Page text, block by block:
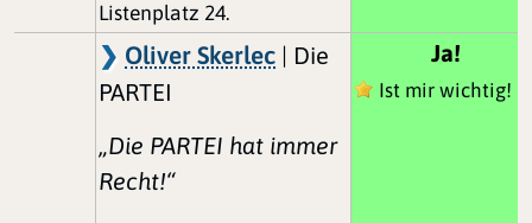
Listenplatz 24.
Oliver Skerlec | Die
PARTEI
„Die PARTEI hat immer
Recht!“
Ja!
Ist mir wichtig!